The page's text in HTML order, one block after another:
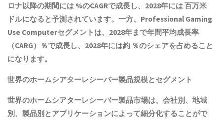
ロナ以降の期間には %のCAGRで成長し、2028年には 百万米
ドルになると予測されています。一方、Professional Gaming
Use Computerセグメントは、2028年まで年間平均成長率
（CARG）％で成長し、2028年には約 ％のシェアを占めること
になります。
世界のホームシアターレシーバー製品規模とセグメント
世界のホームシアターレシーバー製品市場は、会社別、地域
別、製品別とアプリケーションによって細分化することがで